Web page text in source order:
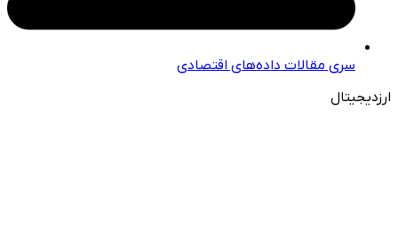
سری مقالات داده‌های اقتصادی
ارزدیجیتال